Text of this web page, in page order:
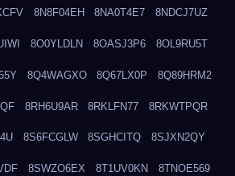
8N8F04EH 8NA0T4E7 8NDCJ7UZ
8O0YLDLN 8OASJ3P6 8OL9RU5T
8Q4WAGXO 8Q67LX0P 8Q89HRM2
8RH6U9AR 8RKLFN77 8RKWTPQR
8S6FCGLW 8SGHCITQ 8SJXN2QY
8SWZO6EX 8T1UV0KN 8TNOE569